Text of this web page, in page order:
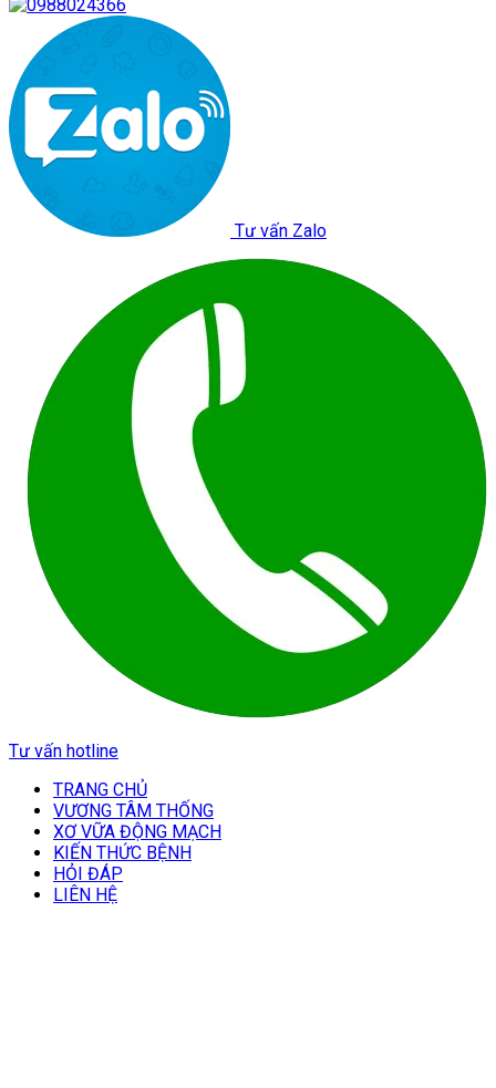
Tư vấn Zalo
Tư vấn hotline
TRANG CHỦ
VƯƠNG TÂM THỐNG
XƠ VỮA ĐỘNG MẠCH
KIẾN THỨC BỆNH
HỎI ĐÁP
LIÊN HỆ